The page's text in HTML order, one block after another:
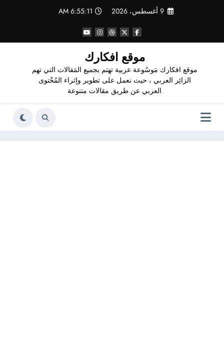
9 أغسطس، 2026 6:55:11 AM
موقع افكارك
موقع افكارك مَوسُوعة عربية تهتم بجميع المَقالات التي تهم
الزائِر العربي ، حيث نعمل على تطوير وإثراء المُحْتوى
العربي عن طريق مقالات متنوعة